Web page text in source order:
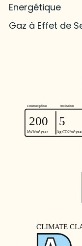
Energétique
Gaz à Effet de